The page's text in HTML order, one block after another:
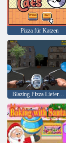
Pizza für Katzen